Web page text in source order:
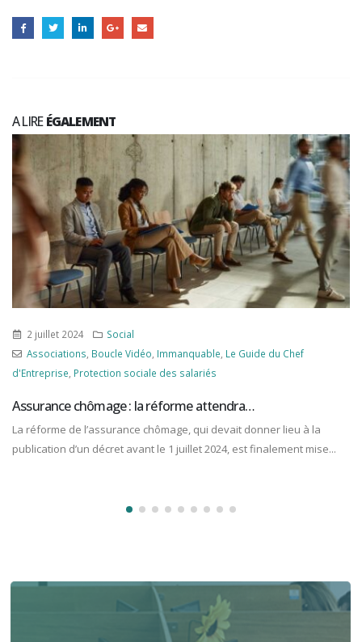
A LIREÉGALEMENT
,Le Guide du Chef
salariés
attendra…
qui devait donner lieu à la
juillet 2024, est finalement mise...
Associations,Boucle Vidéo
Rémunération
Le minimum garanti en
Le minimum garanti est fixé à